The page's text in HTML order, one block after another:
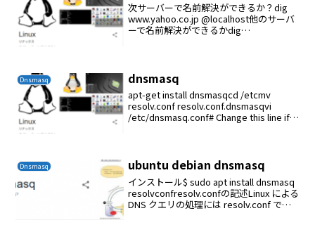
次サーバーで名前解決ができるか？dig
www.yahoo.co.jp @localhost他のサーバ
ーで名前解決ができるかdig
Dnsmasq dnsmasq
apt-get install dnsmasqcd /etcmv
resolv.conf resolv.conf.dnsmasqvi
/etc/dnsmasq.conf# Change this line if
Dnsmasq ubuntu debian dnsmasq
インストール$ sudo apt install dnsmasq
resolvconfresolv.confの記述Linux による
DNS クエリの処理には resolv.conf で使